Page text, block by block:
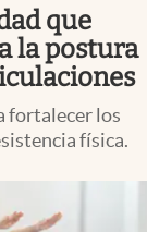
que
la postura
fortalecer los
física.